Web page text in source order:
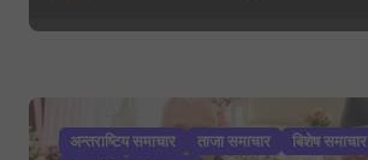
अन्तराष्टिय समाचार ताजा समाचार बिशेष समाचार